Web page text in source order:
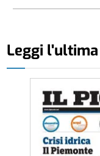
Leggi